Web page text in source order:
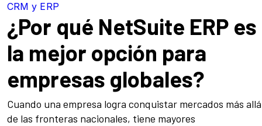
CRM y ERP
¿Por qué NetSuite ERP es
la mejor opción para
empresas globales?
Cuando una empresa logra conquistar mercados más allá
de las fronteras nacionales, tiene mayores